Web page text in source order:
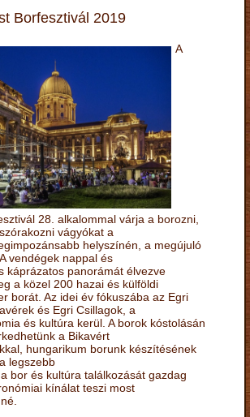
Borfesztivál 2019
A
28. alkalommal várja a borozni,
vágyókat a
helyszínén, a megújuló
vendégek nappal és
káprázatos panorámát élvezve
a közel 200 hazai és külföldi
borát. Az idei év fókuszába az Egri
és Egri Csillagok, a
és kultúra kerül. A borok kóstolásán
a Bikavért
hungarikum borunk készítésének
legszebb
bor és kultúra találkozását gazdag
kínálat teszi most